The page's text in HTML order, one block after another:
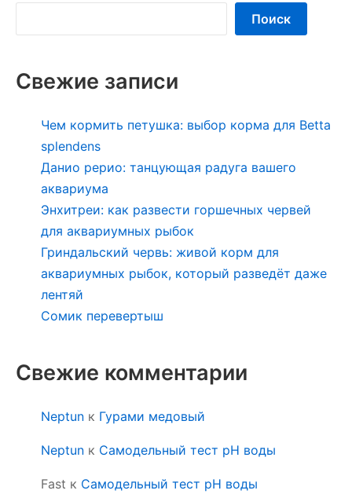
Поиск
Свежие записи
Чем кормить петушка: выбор корма для Betta
splendens
Данио рерио: танцующая радуга вашего
аквариума
Энхитреи: как развести горшечных червей
для аквариумных рыбок
Гриндальский червь: живой корм для
аквариумных рыбок, который разведёт даже
лентяй
Сомик перевертыш
Свежие комментарии
Neptun к Гурами медовый
Neptun к Самодельный тест pH воды
Fast к Самодельный тест pH воды